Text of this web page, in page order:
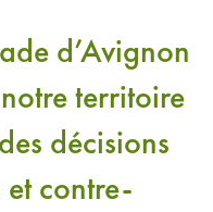
d’Avignon
territoire
décisions
contre-